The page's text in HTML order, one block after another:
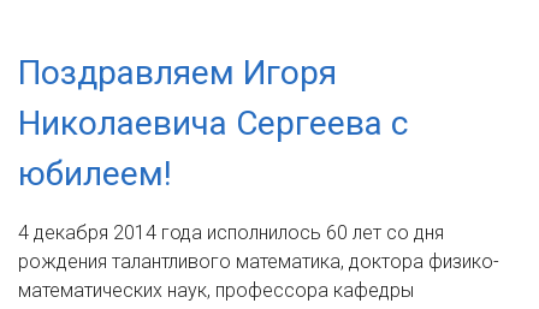
Поздравляем Игоря
Николаевича Сергеева с
юбилеем!
4 декабря 2014 года исполнилось 60 лет со дня
рождения талантливого математика, доктора физико-
математических наук, профессора кафедры